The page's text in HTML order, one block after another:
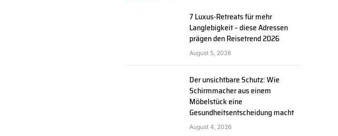
7 Luxus-Retreats für mehr
Langlebigkeit – diese Adressen
prägen den Reisetrend 2026
August 5, 2026
Der unsichtbare Schutz: Wie
Schirmmacher aus einem
Möbelstück eine
Gesundheitsentscheidung macht
August 4, 2026